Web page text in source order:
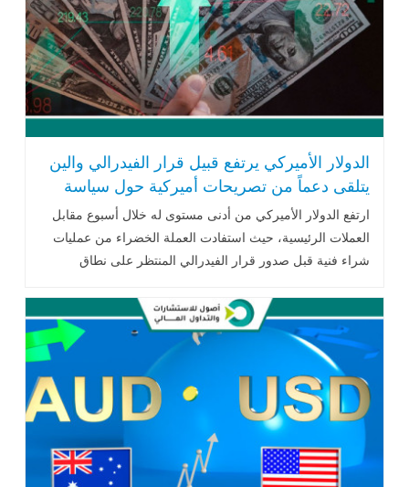
الدولار الأميركي يرتفع قبيل قرار الفيدرالي والين
يتلقى دعماً من تصريحات أميركية حول سياسة
بنك اليابان
ارتفع الدولار الأميركي من أدنى مستوى له خلال أسبوع مقابل
العملات الرئيسية، حيث استفادت العملة الخضراء من عمليات
شراء فنية قبل صدور قرار الفيدرالي المنتظر على نطاق